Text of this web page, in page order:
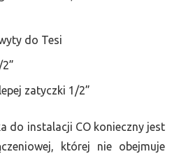
do Tesi
zatyczki 1/2”
do instalacji CO konieczny jest
której nie obejmuje